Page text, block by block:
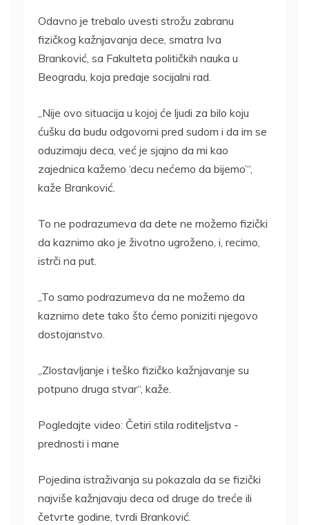
Odavno je trebalo uvesti strožu zabranu
fizičkog kažnjavanja dece, smatra Iva
Branković, sa Fakulteta političkih nauka u
Beogradu, koja predaje socijalni rad.
„Nije ovo situacija u kojoj će ljudi za bilo koju
ćušku da budu odgovorni pred sudom i da im se
oduzimaju deca, već je sjajno da mi kao
zajednica kažemo ‘decu nećemo da bijemo’“,
kaže Branković.
To ne podrazumeva da dete ne možemo fizički
da kaznimo ako je životno ugroženo, i, recimo,
istrči na put.
„To samo podrazumeva da ne možemo da
kaznimo dete tako što ćemo poniziti njegovo
dostojanstvo.
„Zlostavljanje i teško fizičko kažnjavanje su
potpuno druga stvar“, kaže.
Pogledajte video: Četiri stila roditeljstva -
prednosti i mane
Pojedina istraživanja su pokazala da se fizički
najviše kažnjavaju deca od druge do treće ili
četvrte godine, tvrdi Branković.